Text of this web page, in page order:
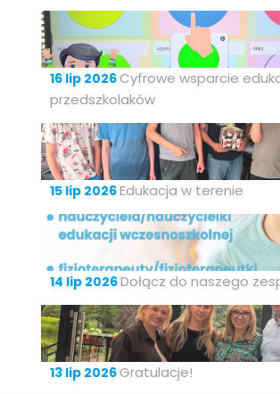
16 lip 2026 Cyfrowe wsparcie
przedszkolaków
15 lip 2026Edukacja w terenie
14 lip 2026Dołącz do naszego
13 lip 2026 Gratulacje!